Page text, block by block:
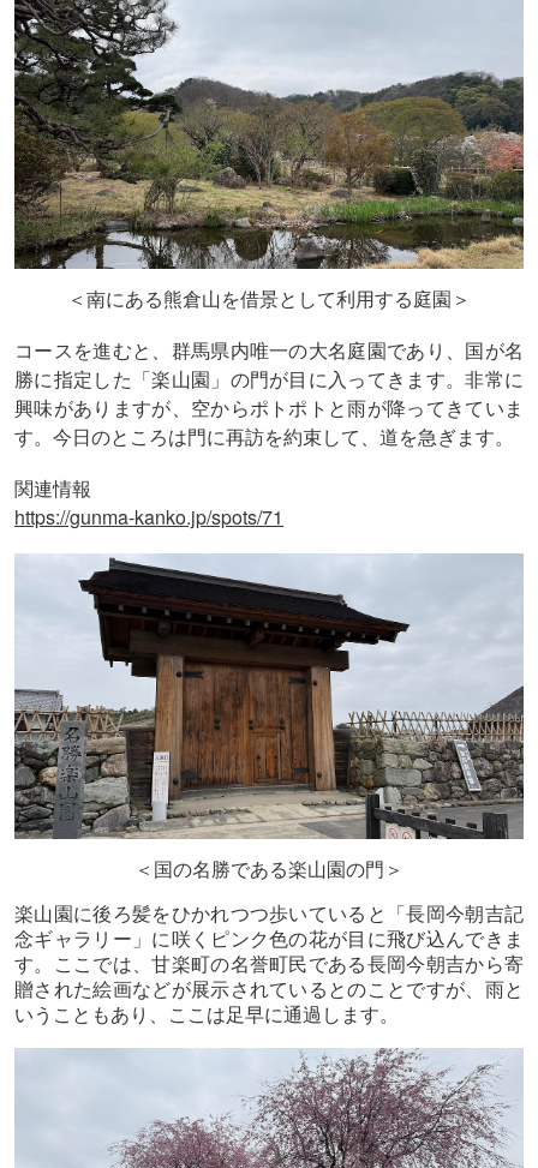
＜南にある熊倉山を借景として利用する庭園＞
コースを進むと、群馬県内唯一の大名庭園であり、国が名
勝に指定した「楽山園」の門が目に入ってきます。非常に
興味がありますが、空からポトポトと雨が降ってきていま
す。今日のところは門に再訪を約束して、道を急ぎます。
関連情報
https://gunma-kanko.jp/spots/71
＜国の名勝である楽山園の門＞
楽山園に後ろ髪をひかれつつ歩いていると「長岡今朝吉記
念ギャラリー」に咲くピンク色の花が目に飛び込んできま
す。ここでは、甘楽町の名誉町民である長岡今朝吉から寄
贈された絵画などが展示されているとのことですが、雨と
いうこともあり、ここは足早に通過します。